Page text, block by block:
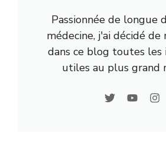
Passionnée de longue
médecine, j'ai décidé de
dans ce blog toutes les
utiles au plus grand